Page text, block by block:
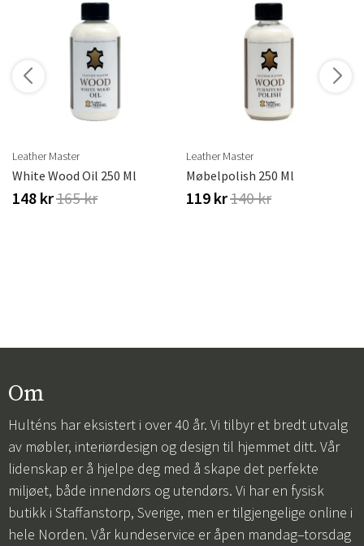
Leather Master
White Wood Oil 250 Ml
148 kr165 kr
Leather Master
Møbelpolish 250 Ml
119 kr140 kr
Om
Hulténs har eksistert i over 40 år. Vi tilbyr et bredt utvalg
av møbler, interiørdesign og design til hjemmet ditt. Vår
lidenskap er å hjelpe deg med å skape det perfekte
miljøet, både innendørs og utendørs. Vi har en fysisk
butikk i Staffanstorp, Sverige, men er tilgjengelige online i
hele Norden. Vår kundeservice er åpen mandag–torsdag